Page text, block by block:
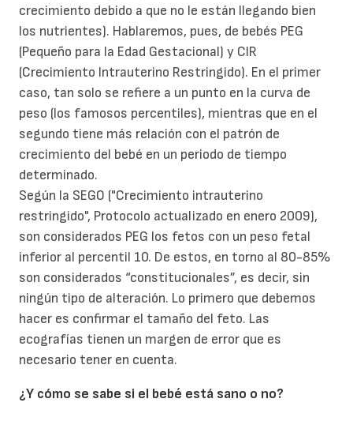
crecimiento debido a que no le están llegando bien
los nutrientes). Hablaremos, pues, de bebés PEG
(Pequeño para la Edad Gestacional) y CIR
(Crecimiento Intrauterino Restringido). En el primer
caso, tan solo se refiere a un punto en la curva de
peso (los famosos percentiles), mientras que en el
segundo tiene más relación con el patrón de
crecimiento del bebé en un periodo de tiempo
determinado.
Según la SEGO ("Crecimiento intrauterino
restringido", Protocolo actualizado en enero 2009),
son considerados PEG los fetos con un peso fetal
inferior al percentil 10. De estos, en torno al 80-85%
son considerados “constitucionales”, es decir, sin
ningún tipo de alteración. Lo primero que debemos
hacer es confirmar el tamaño del feto. Las
ecografías tienen un margen de error que es
necesario tener en cuenta.
¿Y cómo se sabe si el bebé está sano o no?